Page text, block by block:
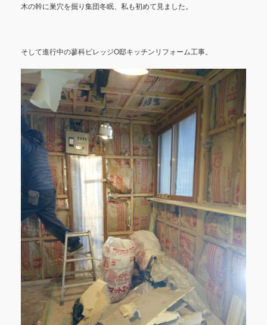
木の幹に巣穴を掘り集団冬眠、私も初めて見ました。
そして進行中の蓼科ビレッジO邸キッチンリフォーム工事。